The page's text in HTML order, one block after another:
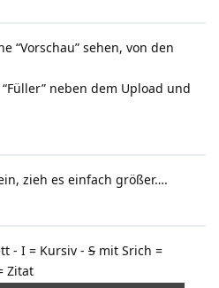
“Vorschau” sehen, von den
neben dem Upload und
zieh es einfach größer….
- I = Kursiv - S mit Srich =
Zitat